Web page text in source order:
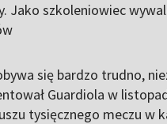
Jako szkoleniowiec
się bardzo trudno,
Guardiola w
tysięcznego meczu w